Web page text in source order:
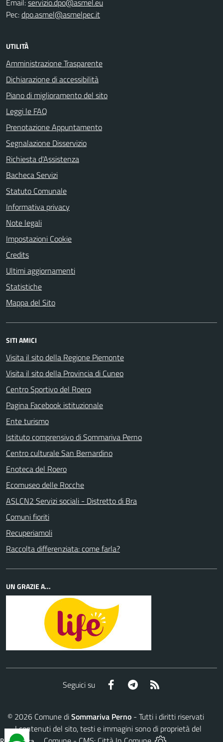
Email:servizio.dpo@asmel.eu
Pec:dpo.asmel@asmelpec.it
UTILITÀ
Amministrazione Trasparente
Dichiarazione di accessibilità
Piano di miglioramento del sito
Leggi le FAQ
Prenotazione Appuntamento
Segnalazione Disservizio
Richiesta d'Assistenza
Bacheca Servizi
Statuto Comunale
Informativa privacy
Note legali
Impostazioni Cookie
Credits
Ultimi aggiornamenti
Statistiche
Mappa del Sito
SITI AMICI
Visita il sito della Regione Piemonte
Visita il sito della Provincia di Cuneo
Centro Sportivo del Roero
Pagina Facebook istituzionale
Ente turismo
Istituto comprensivo di Sommariva Perno
Centro culturale San Bernardino
Enoteca del Roero
Ecomuseo delle Rocche
ASLCN2 Servizi sociali - Distretto di Bra
Comuni fioriti
Recuperiamoli
Raccolta differenziata: come farla?
UN GRAZIE A...
Seguici su Facebook Telegram
© 2026Comune diSommariva Perno- Tutti i diritti riservati
- I contenuti del sito, testi e immagini sono di proprietà del